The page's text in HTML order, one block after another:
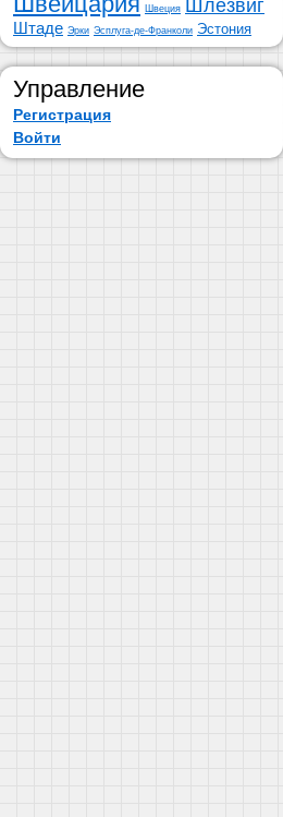
Швеция Шлезвиг
Штаде Эрки Эсплуга-де-Франколи Эстония
Управление
Регистрация
Войти